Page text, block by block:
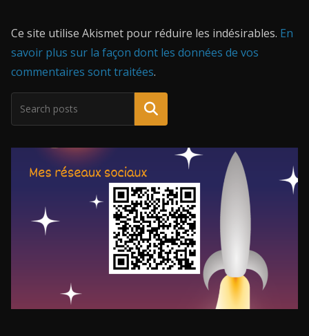
Ce site utilise Akismet pour réduire les indésirables. En
savoir plus sur la façon dont les données de vos
commentaires sont traitées.